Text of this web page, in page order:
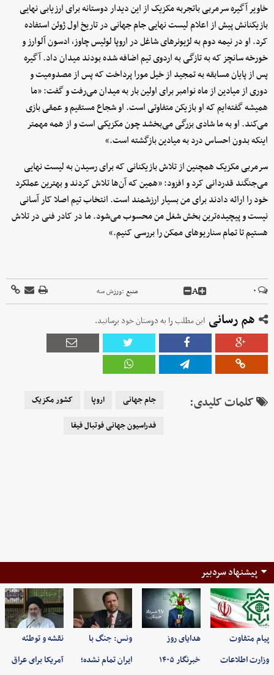
خاویر آگیره سرمربی باتجربه مکزیک از این دیدار دوستانه برای ارزیابی نهایی
بازیکنانش پیش از اعلام لیست نهایی جام جهانی در تاریخ اول ژوئن استفاده
کرد. او در نیمه دوم به لژیونرهای شاغل در اروپا لوئیس چاوز، ادسون آلوارز و
خورخه سانچز که به تازگی به اردوی تیم اضافه شده بودند میدان داد. آگیره
پس از پایان مسابقه به تمجید از خیل مورا پرداخت که پس از مصدومیت و
دوری از میادین از ماه نوامبر برای اولین بار به میدان می‌رفت و گفت: «ما
همیشه گفته‌ایم که او بازیکن متفاوتی است. او شجاع مستقیم و عمقی بازی
می‌کند. او به ما شادی بزرگی می‌بخشد چون مکزیکی است و از همه مهمتر
اینکه بدون احساس درد به میادین بازگشته است.»
‫سرمربی مکزیک همچنین از تلاش بازیکنانی که برای رسیدن به لیست نهایی
می‌جنگند قدردانی کرد و افزود: «همین که آن‌ها تلاش کردند و بهترین عملکرد
خود را ارائه دادند برای من بسیار ارزشمند است. انتخاب تیم اصلا کار آسانی
نیست و پیچیده‌ترین بخش شغل من محسوب می‌شود. ما در کادر فنی در تلاش
هستیم تا تمام سناریوهای ممکن را بررسی کنیم.»
۰ A منبع :ورزش سه
هم رسانی این مطلب را به دوستان خود برسانید.
کلمات کلیدی: جام جهانی اروپا
کشور مکزیک
فدراسیون جهانی فوتبال فیفا
پیشنهاد سردبیر
پیام متفاوت
وزارت اطلاعات
هدایای روز
خبرنگار ۱۴۰۵
ونس: جنگ با
ایران تمام نشده؛
نقشه و توطئه
آمریکا برای عراق